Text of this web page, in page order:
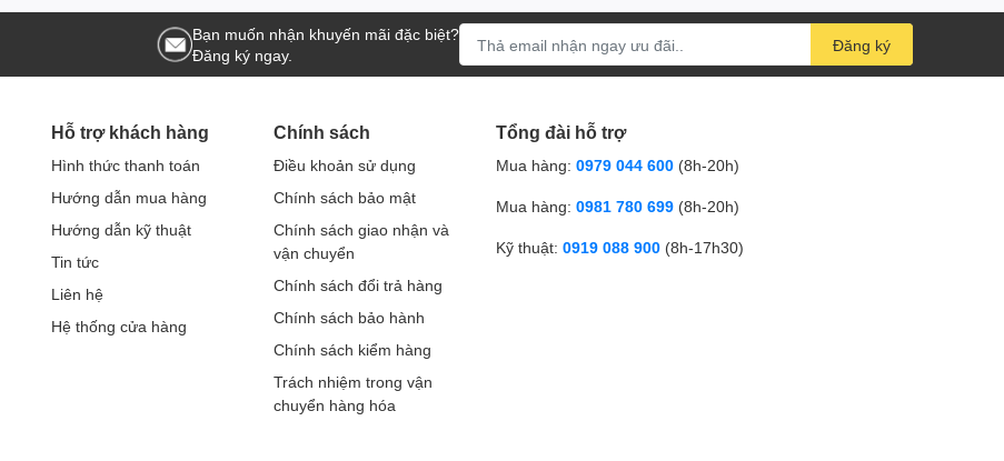
Bạn muốn nhận khuyến mãi đặc biệt?
Đăng ký ngay.
Đăng ký
Hỗ trợ khách hàng
Hình thức thanh toán
Hướng dẫn mua hàng
Hướng dẫn kỹ thuật
Tin tức
Liên hệ
Hệ thống cửa hàng
Chính sách
Điều khoản sử dụng
Chính sách bảo mật
Chính sách giao nhận và
vận chuyển
Chính sách đổi trả hàng
Chính sách bảo hành
Chính sách kiểm hàng
Trách nhiệm trong vận
chuyển hàng hóa
Tổng đài hỗ trợ
Mua hàng: 0979 044 600 (8h-20h)
Mua hàng: 0981 780 699 (8h-20h)
Kỹ thuật: 0919 088 900 (8h-17h30)